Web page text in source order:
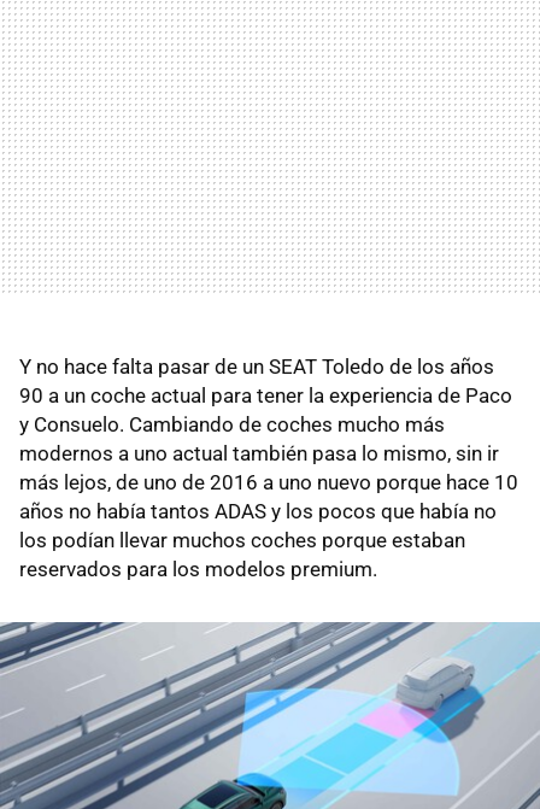
Y no hace falta pasar de un SEAT Toledo de los años
90 a un coche actual para tener la experiencia de Paco
y Consuelo. Cambiando de coches mucho más
modernos a uno actual también pasa lo mismo, sin ir
más lejos, de uno de 2016 a uno nuevo porque hace 10
años no había tantos ADAS y los pocos que había no
los podían llevar muchos coches porque estaban
reservados para los modelos premium.